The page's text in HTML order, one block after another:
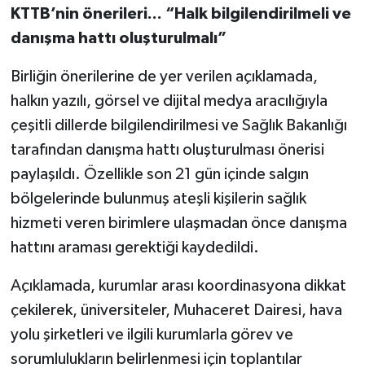
KTTB’nin önerileri... “Halk bilgilendirilmeli ve
danışma hattı oluşturulmalı”
Birliğin önerilerine de yer verilen açıklamada,
halkın yazılı, görsel ve dijital medya aracılığıyla
çeşitli dillerde bilgilendirilmesi ve Sağlık Bakanlığı
tarafından danışma hattı oluşturulması önerisi
paylaşıldı. Özellikle son 21 gün içinde salgın
bölgelerinde bulunmuş ateşli kişilerin sağlık
hizmeti veren birimlere ulaşmadan önce danışma
hattını araması gerektiği kaydedildi.
Açıklamada, kurumlar arası koordinasyona dikkat
çekilerek, üniversiteler, Muhaceret Dairesi, hava
yolu şirketleri ve ilgili kurumlarla görev ve
sorumlulukların belirlenmesi için toplantılar